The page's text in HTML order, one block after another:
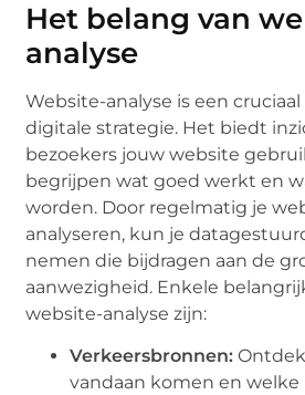
Het belang van
analyse
Website-analyse is een
digitale strategie. Het biedt
bezoekers jouw website
begrijpen wat goed werkt en
worden. Door regelmatig je
analyseren, kun je
nemen die bijdragen aan de
aanwezigheid. Enkele
website-analyse zijn:
Verkeersbronnen:
vandaan komen en welke